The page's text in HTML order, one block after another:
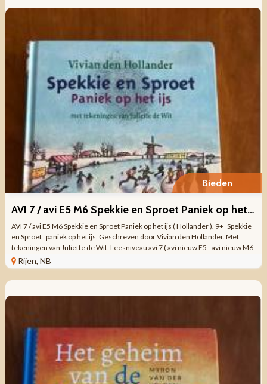
Bieden
AVI 7 / avi E5 M6 Spekkie en Sproet Paniek op het ijs ( Hollander
AVI 7 / avi E5 M6 Spekkie en Sproet Paniek op het ijs ( Hollander ). 9+ Spekkie
en Sproet : paniek op het ijs. Geschreven door Vivian den Hollander. Met
tekeningen van Juliette de Wit. Leesniveau avi 7 ( avi nieuw E5 - avi nieuw M6
... Rijen, NB